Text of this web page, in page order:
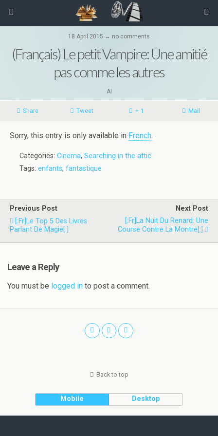
18 April 2015 ↔ no comments
(Français) Le petit Vampire: Une amitié
pas comme les autres
AI
Share Tweet + 1 Mail
Sorry, this entry is only available in French.
Categories: Cinema, Searching in the attic
Tags: enfants, fantastique
Previous Post
[:fr]Le Top 5 Des Livres
Parlant De Magie[:]
Next Post
[:fr]La Nuit Du Renard: Une
Course Contre La Montre[:]
Leave a Reply
You must be logged in to post a comment.
Back to top
Mobile Desktop